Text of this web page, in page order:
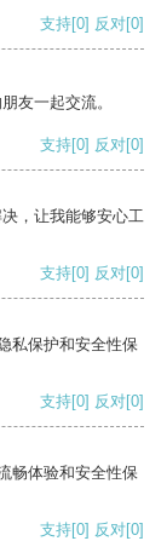
支持[0] 反对[0]
友一起交流。
支持[0] 反对[0]
，让我能够安心工
支持[0] 反对[0]
私保护和安全性保
支持[0] 反对[0]
畅体验和安全性保
支持[0] 反对[0]